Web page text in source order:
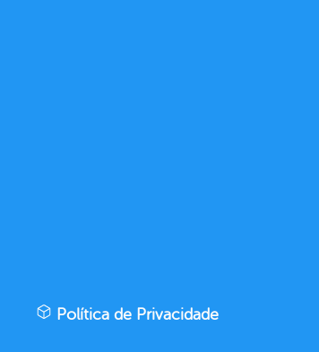
Política de Privacidade